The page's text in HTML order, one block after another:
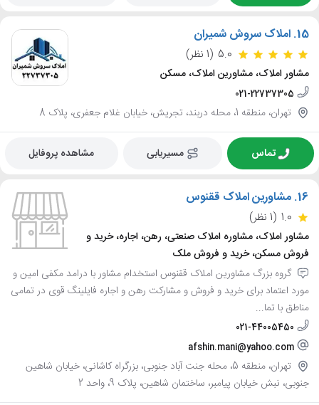
15. املاک سروش شمیران
5.0 (1 نظر)
مشاور املاک، مشاورین املاک، مسکن
021-22737305
تهران، منطقه 1، محله دربند، تجریش، خیابان غلام جعفری، پلاک 8
تماس مسیریابی مشاهده پروفایل
16. مشاورین املاک ققنوس
1.0 (1 نظر)
مشاور املاک، مشاوره املاک صنعتی، رهن، اجاره، خرید و
فروش مسکن، خرید و فروش ملک
گروه بزرگ مشاورین املاک ققنوس استخدام مشاور با درامد مکفی امین و
مورد اعتماد برای خرید و فروش و مشارکت رهن و اجاره فایلینگ قوی در تمامی
مناطق با تما...
021-44005450
afshin.mani@yahoo.com
تهران، منطقه 5، محله جنت آباد جنوبی، بزرگراه کاشانی، خیابان شاهین
جنوبی، نبش خیابان پیامبر، ساختمان شاهین، پلاک 9، واحد 2